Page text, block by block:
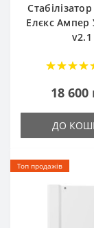
Елєкс Ампер
v2.1
18 600
ДО
Топ продажів